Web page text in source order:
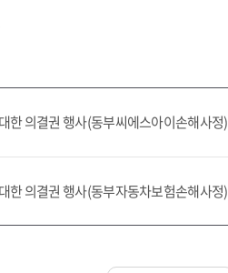
한 의결권 행사(동부씨에스아이손해사정)
한 의결권 행사(동부자동차보험손해사정)